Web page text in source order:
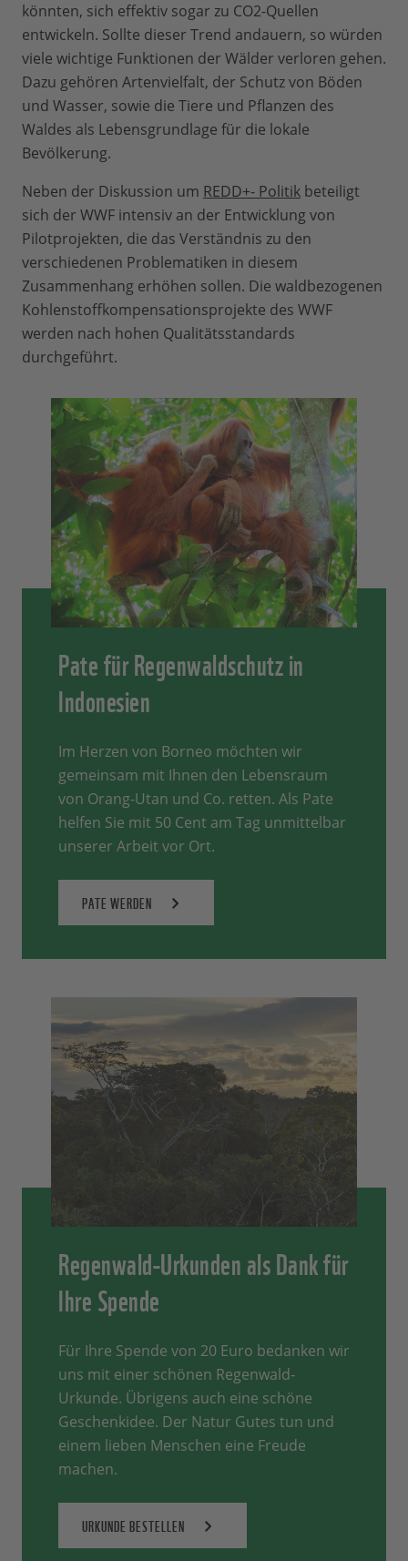
könnten, sich effektiv sogar zu CO2-Quellen
entwickeln. Sollte dieser Trend andauern, so würden
viele wichtige Funktionen der Wälder verloren gehen.
Dazu gehören Artenvielfalt, der Schutz von Böden
und Wasser, sowie die Tiere und Pflanzen des
Waldes als Lebensgrundlage für die lokale
Bevölkerung.
Neben der Diskussion um REDD+- Politik beteiligt
sich der WWF intensiv an der Entwicklung von
Pilotprojekten, die das Verständnis zu den
verschiedenen Problematiken in diesem
Zusammenhang erhöhen sollen. Die waldbezogenen
Kohlenstoffkompensationsprojekte des WWF
werden nach hohen Qualitätsstandards
durchgeführt.
Pate für Regenwaldschutz in
Indonesien
Im Herzen von Borneo möchten wir
gemeinsam mit Ihnen den Lebensraum
von Orang-Utan und Co. retten. Als Pate
helfen Sie mit 50 Cent am Tag unmittelbar
unserer Arbeit vor Ort.
PATE WERDEN
Regenwald-Urkunden als Dank für
Ihre Spende
Für Ihre Spende von 20 Euro bedanken wir
uns mit einer schönen Regenwald-
Urkunde. Übrigens auch eine schöne
Geschenkidee. Der Natur Gutes tun und
einem lieben Menschen eine Freude
machen.
URKUNDE BESTELLEN